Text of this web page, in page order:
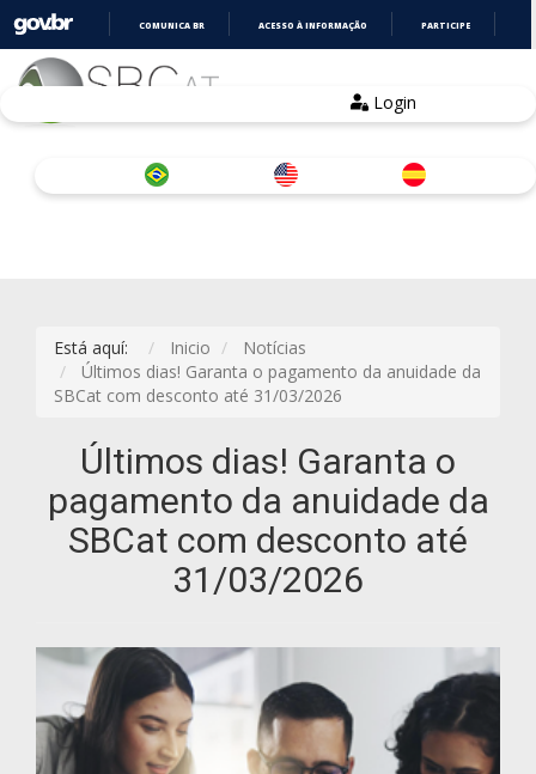
COMUNICA BR ACESSO À INFORMAÇÃO PARTICIPE
Login
Está aquí: Inicio
Notícias
Últimos dias! Garanta o pagamento da anuidade da
SBCat com desconto até 31/03/2026
Últimos dias! Garanta o
pagamento da anuidade da
SBCat com desconto até
31/03/2026